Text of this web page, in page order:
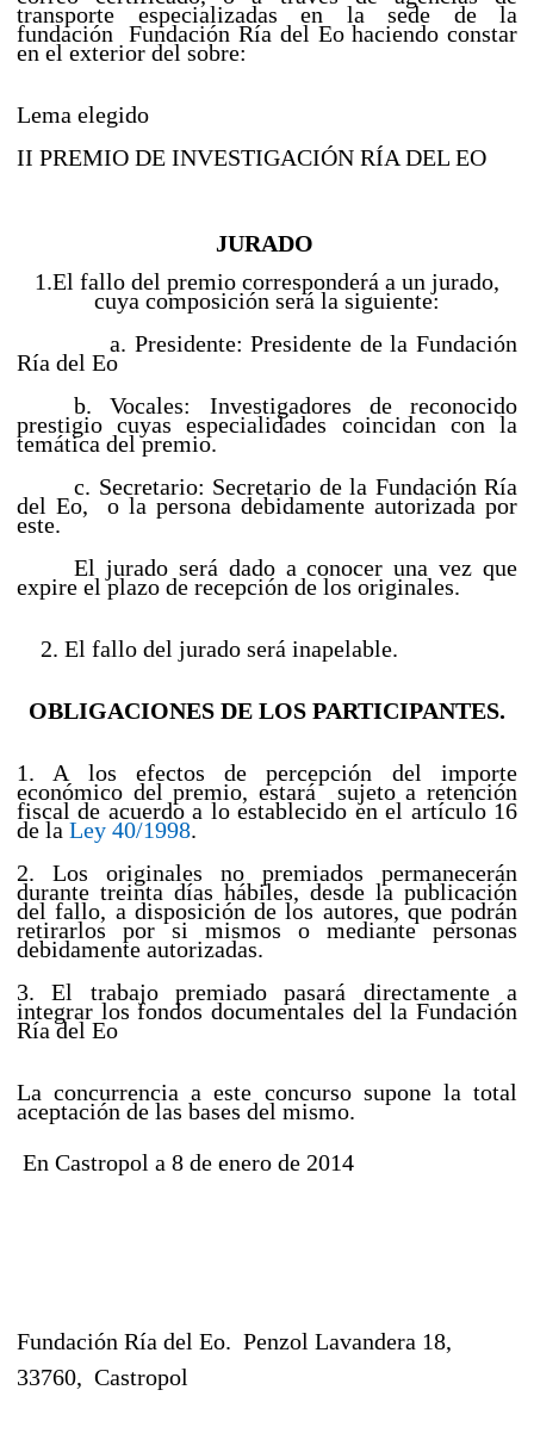
transporte especializadas en la sede de la
fundación Fundación Ría del Eo haciendo constar
en el exterior del sobre:
Lema elegido
II PREMIO DE INVESTIGACIÓN RÍA DEL EO
JURADO
1.El fallo del premio corresponderá a un jurado,
cuya composición será la siguiente:
a. Presidente: Presidente de la Fundación
Ría del Eo
b. Vocales: Investigadores de reconocido
prestigio cuyas especialidades coincidan con la
temática del premio.
c. Secretario: Secretario de la Fundación Ría
del Eo, o la persona debidamente autorizada por
este.
El jurado será dado a conocer una vez que
expire el plazo de recepción de los originales.
2. El fallo del jurado será inapelable.
OBLIGACIONES DE LOS PARTICIPANTES.
1. A los efectos de percepción del importe
económico del premio, estará sujeto a retención
fiscal de acuerdo a lo establecido en el artículo 16
de la Ley 40/1998.
2. Los originales no premiados permanecerán
durante treinta días hábiles, desde la publicación
del fallo, a disposición de los autores, que podrán
retirarlos por si mismos o mediante personas
debidamente autorizadas.
3. El trabajo premiado pasará directamente a
integrar los fondos documentales del la Fundación
Ría del Eo
La concurrencia a este concurso supone la total
aceptación de las bases del mismo.
En Castropol a 8 de enero de 2014
Fundación Ría del Eo. Penzol Lavandera 18,
33760, Castropol